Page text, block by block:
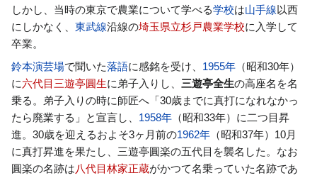
しかし、当時の東京で農業について学べる学校は山手線以西
にしかなく、 東武線沿線の埼玉県立杉戸農業学校に入学して
卒業。
鈴本演芸場で聞いた落語に感銘を受け、 1955年 （昭和30年）
に六代目三遊亭圓生に弟子入りし、 三遊亭全生の高座名を名
乗る。弟子入りの時に師匠へ「30歳までに真打になれなかっ
たら廃業する」と宣言し、 1958年 （昭和33年）に二つ目昇
進。30歳を迎えるおよそ3ヶ月前の1962年 （昭和37年）10月
に真打昇進を果たし、三遊亭圓楽の五代目を襲名した。なお
圓楽の名跡は八代目林家正蔵がかつて名乗っていた名跡であ